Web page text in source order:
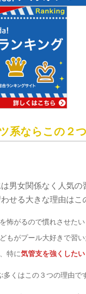
系ならこの２つ
男女関係なく人気の
せる大きな理由はこ
怖がるので慣れさせたい
もがプール大好きで習
特に気管支を強くしたい
多くはこの３つの理由で